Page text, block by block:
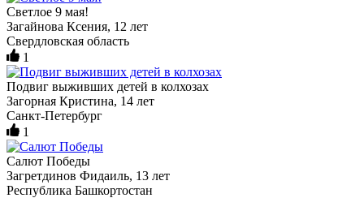
Светлое 9 мая!
Загайнова Ксения, 12 лет
Свердловская область
1
Подвиг выживших детей в колхозах
Загорная Кристина, 14 лет
Санкт-Петербург
1
Салют Победы
Загретдинов Фидаиль, 13 лет
Республика Башкортостан